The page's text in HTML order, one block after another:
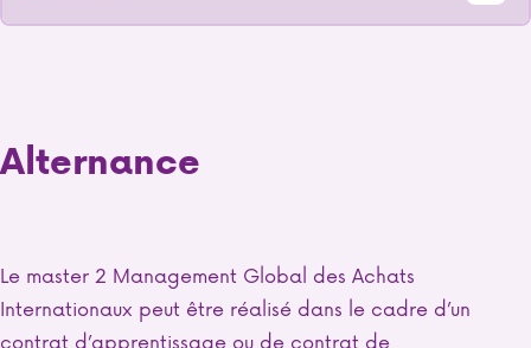
Alternance
Le master 2 Management Global des Achats
Internationaux peut être réalisé dans le cadre d’un
contrat d’apprentissage ou de contrat de